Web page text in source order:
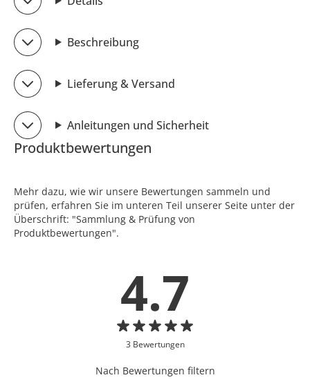
Beschreibung
Lieferung & Versand
Anleitungen und Sicherheit
Produktbewertungen
Mehr dazu, wie wir unsere Bewertungen sammeln und
prüfen, erfahren Sie im unteren Teil unserer Seite unter der
Überschrift: "Sammlung & Prüfung von
Produktbewertungen".
4.7
3 Bewertungen
Nach Bewertungen filtern